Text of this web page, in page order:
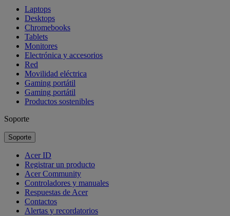
Laptops
Desktops
Chromebooks
Tablets
Monitores
Electrónica y accesorios
Red
Movilidad eléctrica
Gaming portátil
Gaming portátil
Productos sostenibles
Soporte
Soporte
Acer ID
Registrar un producto
Acer Community
Controladores y manuales
Respuestas de Acer
Contactos
Alertas y recordatorios